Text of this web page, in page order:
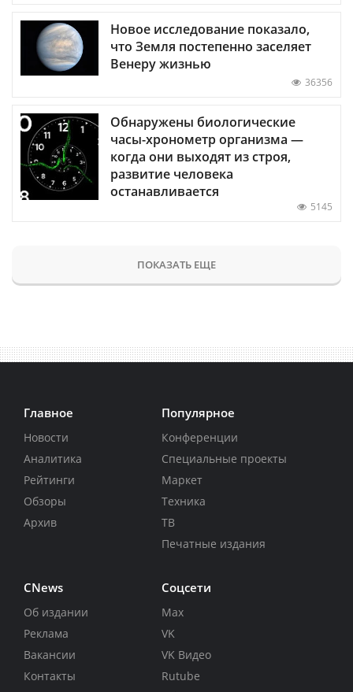
Новое исследование показало,
что Земля постепенно заселяет
Венеру жизнью
36356
Обнаружены биологические
часы-хронометр организма —
когда они выходят из строя,
развитие человека
останавливается
5145
ПОКАЗАТЬ ЕЩЕ
Главное
Новости
Аналитика
Рейтинги
Обзоры
Архив
Популярное
Конференции
Специальные проекты
Маркет
Техника
ТВ
Печатные издания
CNews
Об издании
Реклама
Вакансии
Контакты
Соцсети
Max
VK
VK Видео
Rutube